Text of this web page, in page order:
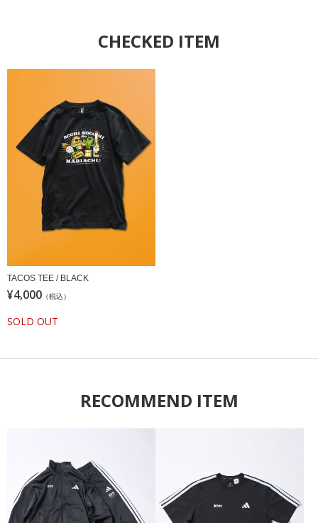
CHECKED ITEM
TACOS TEE / BLACK
¥4,000 （税込）
SOLD OUT
RECOMMEND ITEM